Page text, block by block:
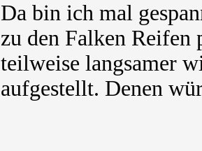
Da bin ich mal
zu den Falken Reifen
teilweise langsamer
aufgestellt. Denen